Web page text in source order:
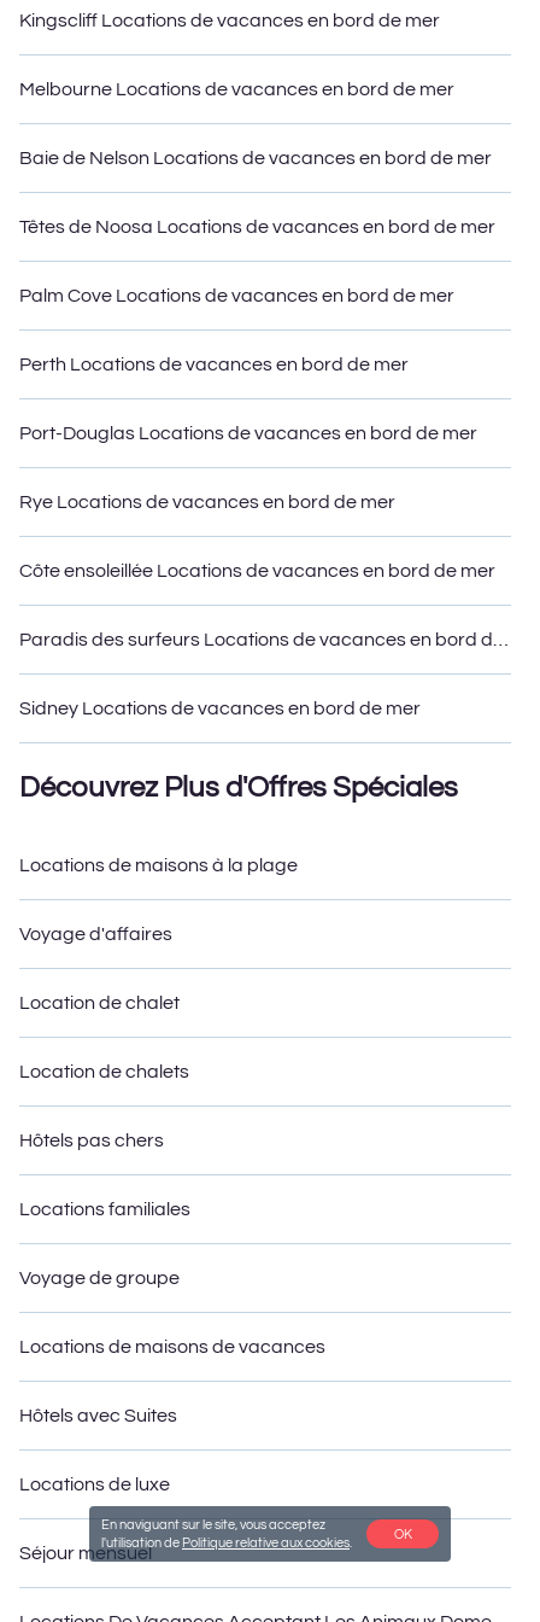
Kingscliff Locations de vacances en bord de mer
Melbourne Locations de vacances en bord de mer
Baie de Nelson Locations de vacances en bord de mer
Têtes de Noosa Locations de vacances en bord de mer
Palm Cove Locations de vacances en bord de mer
Perth Locations de vacances en bord de mer
Port-Douglas Locations de vacances en bord de mer
Rye Locations de vacances en bord de mer
Côte ensoleillée Locations de vacances en bord de mer
Sidney Locations de vacances en bord de mer
Découvrez Plus d'Offres Spéciales
Locations de maisons à la plage
Voyage d'affaires
Location de chalet
Location de chalets
Hôtels pas chers
Locations familiales
Voyage de groupe
Locations de maisons de vacances
Hôtels avec Suites
Locations de luxe
Séjour mensuel
En naviguant sur le site, vous acceptez
l'utilisation de Politique relative aux cookies
OK